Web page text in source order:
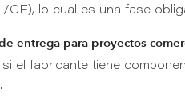
CE), lo cual es una fase
entrega para proyectos
el fabricante tiene